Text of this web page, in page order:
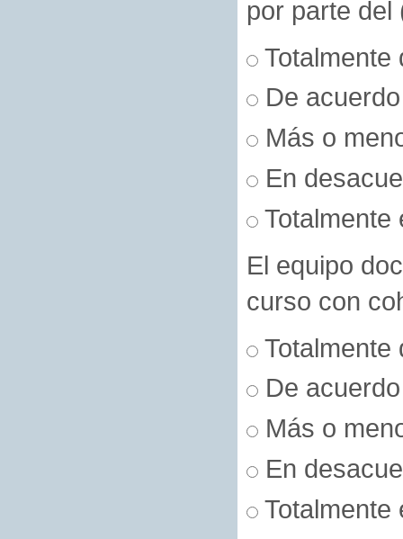
por parte del
Totalmente
De acuerdo
Más o
En
Totalmente
El equipo
curso con
Totalmente
De acuerdo
Más o
En
Totalmente